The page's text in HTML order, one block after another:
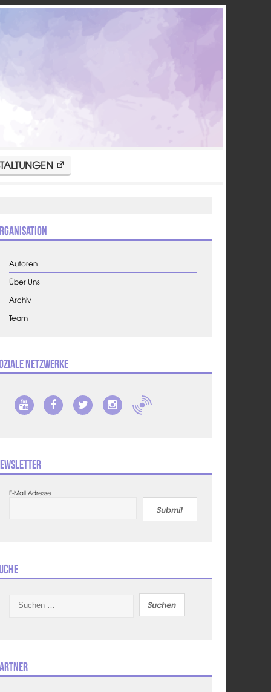
Autoren
Über Uns
Archiv
Team
Netzwerke
E-Mail Adresse
Submit
nach: